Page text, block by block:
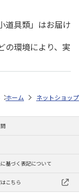
道具類」はお届け
の環境により、実
NPB（日本野球機構）
レッツ 26SNOOPY
ホーム ネットショップ
基づく表記について
こちら